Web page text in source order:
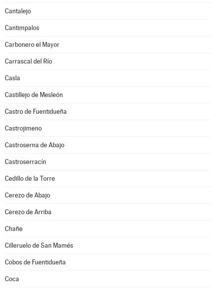
Cantalejo
Cantimpalos
Carbonero el Mayor
Carrascal del Río
Casla
Castillejo de Mesleón
Castro de Fuentidueña
Castrojimeno
Castroserna de Abajo
Castroserracín
Cedillo de la Torre
Cerezo de Abajo
Cerezo de Arriba
Chañe
Cilleruelo de San Mamés
Cobos de Fuentidueña
Coca